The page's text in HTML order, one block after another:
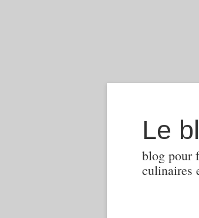
Le
blog pour
culinaires